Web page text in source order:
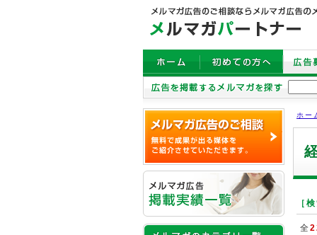
ホー
［
全